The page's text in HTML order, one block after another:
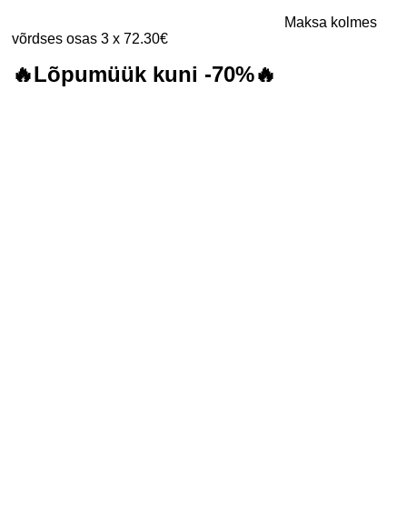
Maksa kolmes
võrdses osas 3 x 72.30€
🔥Lõpumüük kuni -70%🔥